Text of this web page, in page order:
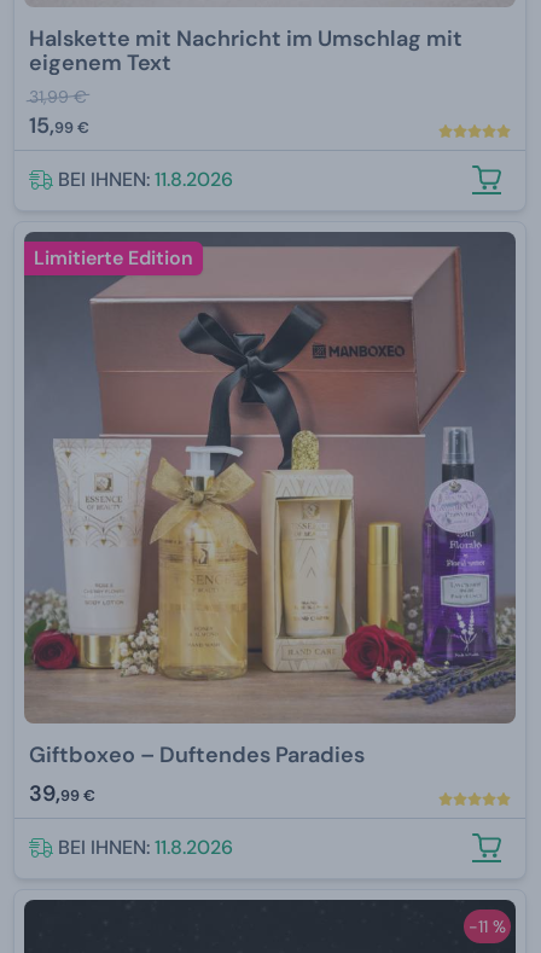
Halskette mit Nachricht im Umschlag mit
eigenem Text
31,99 €
15,99 €
BEI IHNEN:11.8.2026
Limitierte Edition
Giftboxeo – Duftendes Paradies
39,99 €
BEI IHNEN:11.8.2026
-11 %